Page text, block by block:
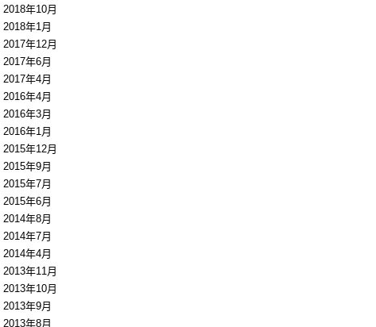
2018年10月
2018年1月
2017年12月
2017年6月
2017年4月
2016年4月
2016年3月
2016年1月
2015年12月
2015年9月
2015年7月
2015年6月
2014年8月
2014年7月
2014年4月
2013年11月
2013年10月
2013年9月
2013年8月